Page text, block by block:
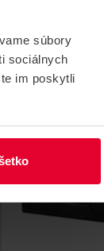
súbory
sociálnych
im poskytli
4K AcuSense
DS-